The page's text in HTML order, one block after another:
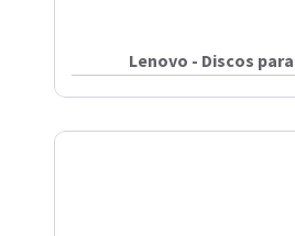
Lenovo - Discos